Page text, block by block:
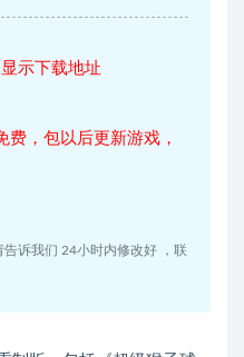
示下载地址
费，包以后更新游戏，
告诉我们 24小时内修改好 ，联